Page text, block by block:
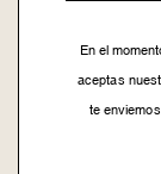
En el
aceptas
te